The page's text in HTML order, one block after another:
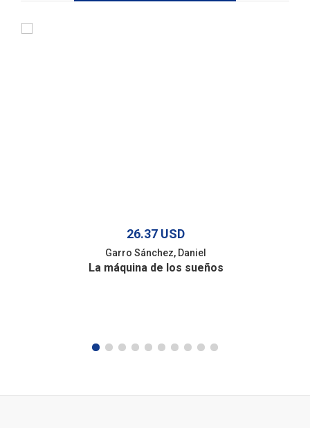
26.37 USD
Garro Sánchez, Daniel
La máquina de los sueños